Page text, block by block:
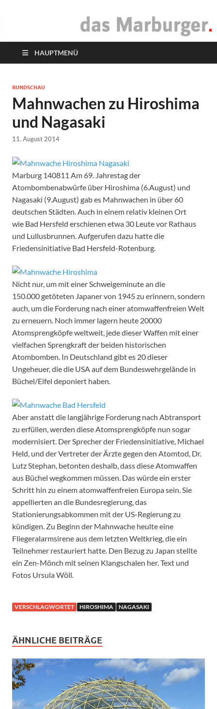
das Marburger.
HAUPTMENÜ
RUNDSCHAU
Mahnwachen zu Hiroshima
und Nagasaki
11. August 2014
Marburg 140811 Am 69. Jahrestag der
Atombombenabwürfe über Hiroshima (6.August) und
Nagasaki (9.August) gab es Mahnwachen in über 60
deutschen Städten. Auch in einem relativ kleinen Ort
wie Bad Hersfeld erschienen etwa 30 Leute vor Rathaus
und Lullusbrunnen. Aufgerufen dazu hatte die
Friedensinitiative Bad Hersfeld-Rotenburg.
Nicht nur, um mit einer Schweigeminute an die
150.000 getöteten Japaner von 1945 zu erinnern, sondern
auch, um die Forderung nach einer atomwaffenfreien Welt
zu erneuern. Noch immer lagern heute 20000
Atomsprengköpfe weltweit, jede dieser Waffen mit einer
vielfachen Sprengkraft der beiden historischen
Atombomben. In Deutschland gibt es 20 dieser
Ungeheuer, die die USA auf dem Bundeswehrgelände in
Büchel/Eifel deponiert haben.
Aber anstatt die langjährige Forderung nach Abtransport
zu erfüllen, werden diese Atomsprengköpfe nun sogar
modernisiert. Der Sprecher der Friedensinitiative, Michael
Held, und der Vertreter der Ärzte gegen den Atomtod, Dr.
Lutz Stephan, betonten deshalb, dass diese Atomwaffen
aus Büchel wegkommen müssen. Das würde ein erster
Schritt hin zu einem atomwaffenfreien Europa sein. Sie
appellierten an die Bundesregierung, das
Stationierungsabkommen mit der US-Regierung zu
kündigen. Zu Beginn der Mahnwache heulte eine
Fliegeralarmsirene aus dem letzten Weltkrieg, die ein
Teilnehmer restauriert hatte. Den Bezug zu Japan stellte
ein Zen-Mönch mit seinen Klangschalen her. Text und
Fotos Ursula Wöll.
VERSCHLAGWORTET HIROSHIMA NAGASAKI
ÄHNLICHE BEITRÄGE